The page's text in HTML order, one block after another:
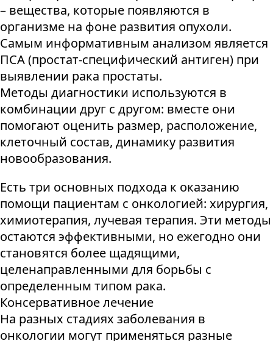
– вещества, которые появляются в
организме на фоне развития опухоли.
Самым информативным анализом является
ПСА (простат-специфический антиген) при
выявлении рака простаты.
Методы диагностики используются в
комбинации друг с другом: вместе они
помогают оценить размер, расположение,
клеточный состав, динамику развития
новообразования.
Есть три основных подхода к оказанию
помощи пациентам с онкологией: хирургия,
химиотерапия, лучевая терапия. Эти методы
остаются эффективными, но ежегодно они
становятся более щадящими,
целенаправленными для борьбы с
определенным типом рака.
Консервативное лечение
На разных стадиях заболевания в
онкологии могут применяться разные